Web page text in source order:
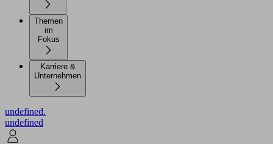
Themen
im
Karriere &
Unternehmen
undefined.
undefined